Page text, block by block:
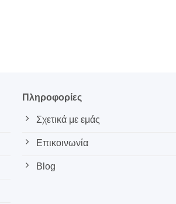
Πληροφορίες
Σχετικά με εμάς
Επικοινωνία
Blog